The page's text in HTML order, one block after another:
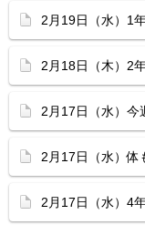
2月19日（水）1
2月18日（木）2
2月17日（水）今
2月17日（水）体
2月17日（水）4